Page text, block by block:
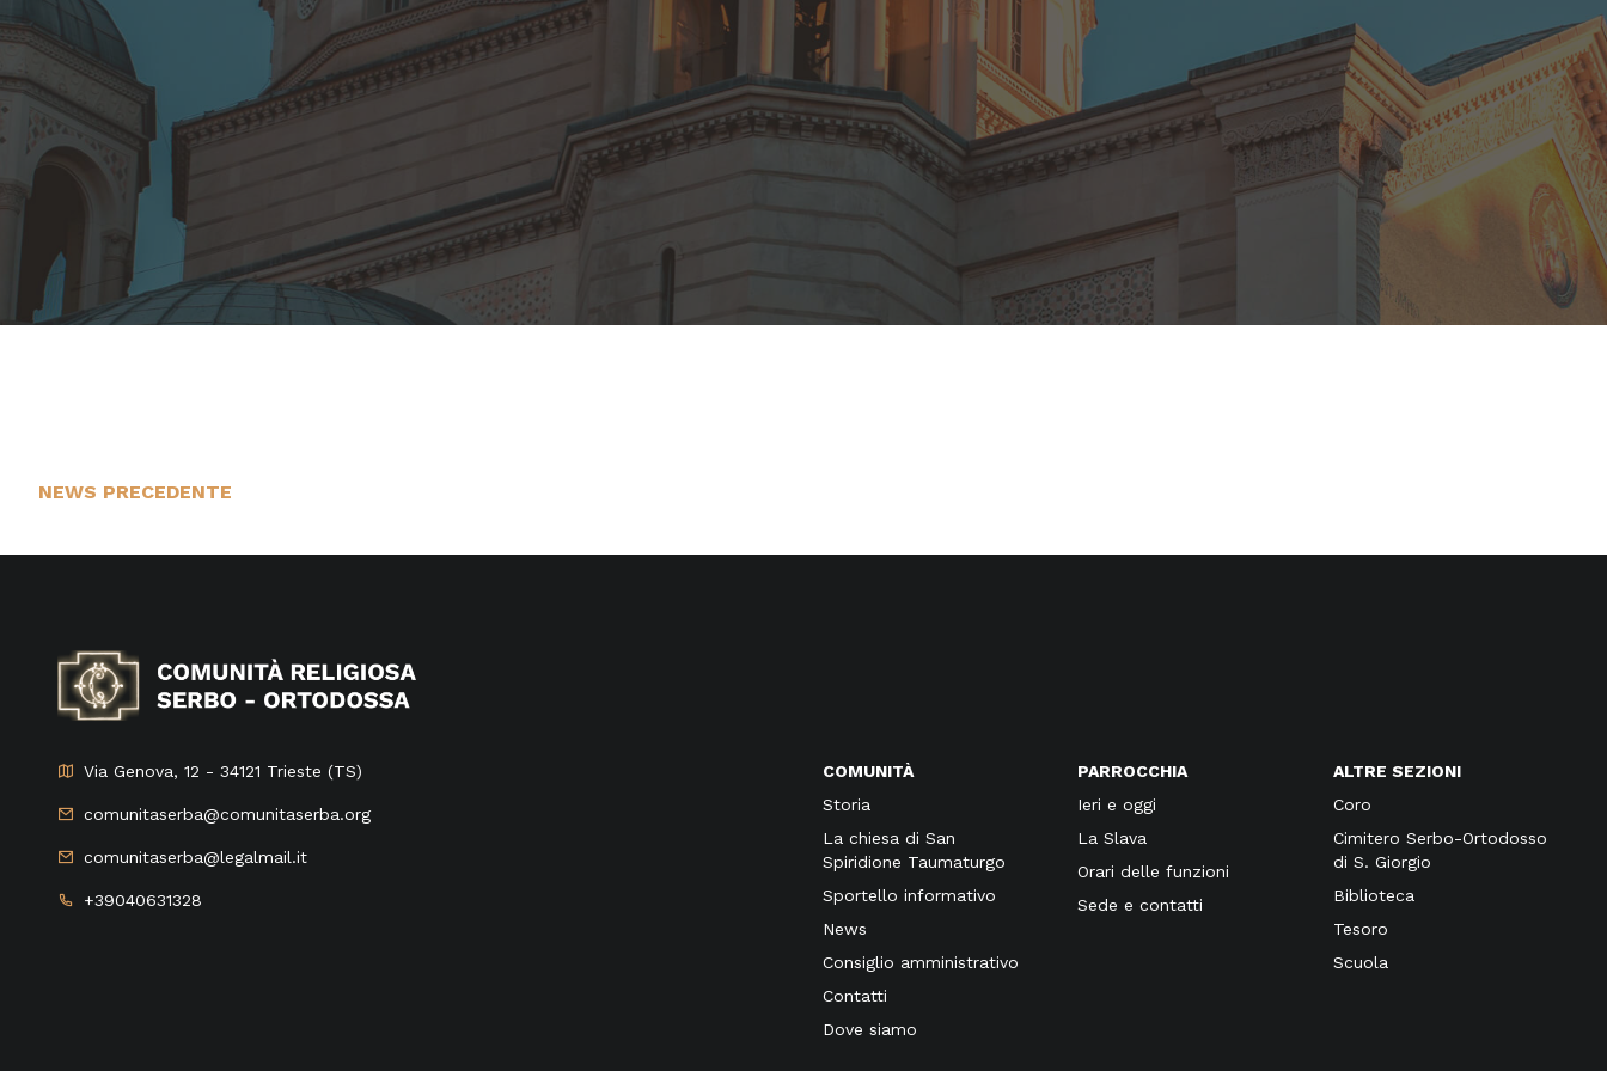
NEWS PRECEDENTE
Via Genova, 12 - 34121 Trieste (TS)
comunitaserba@comunitaserba.org
comunitaserba@legalmail.it
+39040631328
COMUNITÀ
Storia
La chiesa di San
Spiridione Taumaturgo
Sportello informativo
News
Consiglio amministrativo
Contatti
Dove siamo
PARROCCHIA
Ieri e oggi
La Slava
Orari delle funzioni
Sede e contatti
ALTRE SEZIONI
Coro
Cimitero Serbo-Ortodosso
di S. Giorgio
Biblioteca
Tesoro
Scuola